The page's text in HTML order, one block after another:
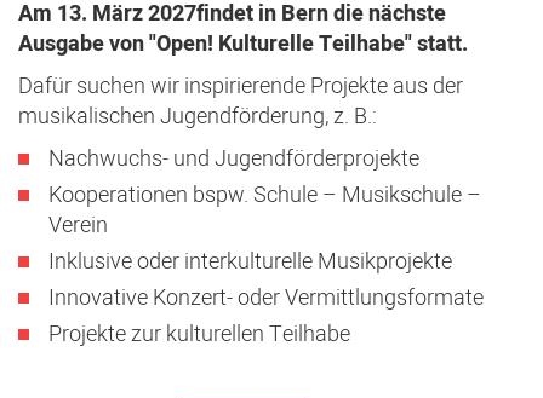
Am 13. März 2027findet in Bern die nächste
Ausgabe von "Open! Kulturelle Teilhabe" statt.
Dafür suchen wir inspirierende Projekte aus der
musikalischen Jugendförderung, z. B.:
Nachwuchs- und Jugendförderprojekte
Kooperationen bspw. Schule – Musikschule –
Verein
Inklusive oder interkulturelle Musikprojekte
Innovative Konzert- oder Vermittlungsformate
Projekte zur kulturellen Teilhabe